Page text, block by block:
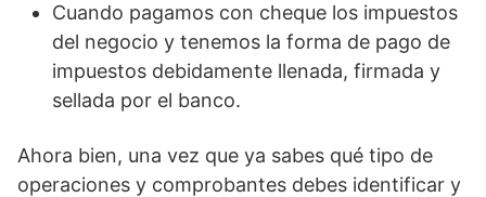
Cuando pagamos con cheque los impuestos
del negocio y tenemos la forma de pago de
impuestos debidamente llenada, firmada y
sellada por el banco.
Ahora bien, una vez que ya sabes qué tipo de
operaciones y comprobantes debes identificar y